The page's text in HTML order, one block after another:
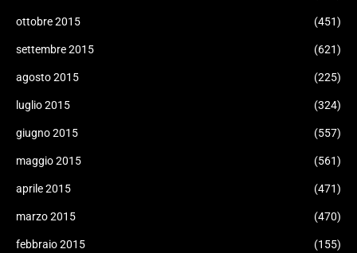
ottobre 2015 (451)
settembre 2015 (621)
agosto 2015 (225)
luglio 2015 (324)
giugno 2015 (557)
maggio 2015 (561)
aprile 2015 (471)
marzo 2015 (470)
febbraio 2015 (155)